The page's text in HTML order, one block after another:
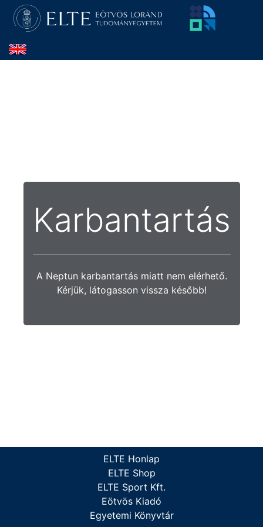
Karbantartás
A Neptun karbantartás miatt nem elérhető.
Kérjük, látogasson vissza később!
ELTE Honlap
ELTE Shop
ELTE Sport Kft.
Eötvös Kiadó
Egyetemi Könyvtár